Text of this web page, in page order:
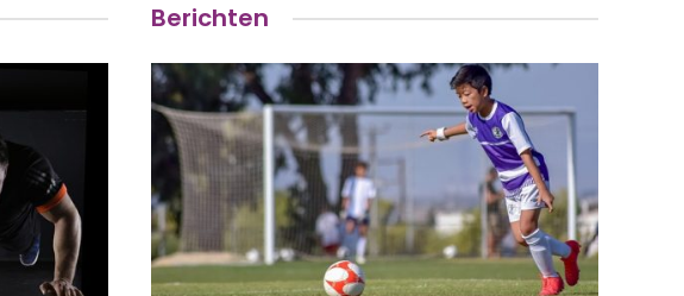
Berichten